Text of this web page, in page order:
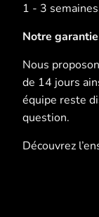
1 - 3
Notre garantie
Nous
de 14 jours
équipe reste
question.
Découvrez